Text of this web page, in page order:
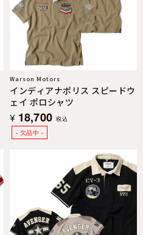
Warson Motors
インディアナポリス スピードウ
ェイ ポロシャツ
¥ 18,700 税込